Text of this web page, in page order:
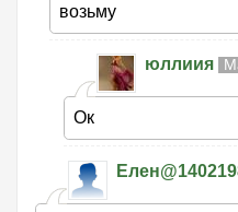
возьму
юллиия
Ок